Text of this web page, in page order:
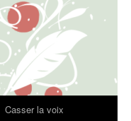
Casser la voix